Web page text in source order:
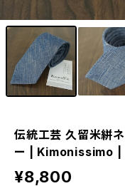
伝統工芸 久留米絣
ー | Kimonissimo |
¥8,800